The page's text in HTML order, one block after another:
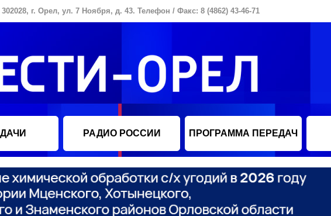
302028, г. Орел, ул. 7 Ноября, д. 43. Телефон / Факс: 8 (4862) 43-46-71
РАДИО РОССИИ ПРОГРАММА ПЕРЕДАЧ